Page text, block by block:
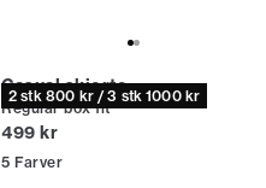
2 stk 800 kr / 3 stk 1000 kr
Casual skjorte
Regular box fit
I alt (inkl. rabat)
499 kr
5 Farver